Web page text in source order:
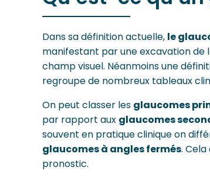
Dans sa définition actuelle, le
manifestant par une excavation de
champ visuel. Néanmoins une
regroupe de nombreux tableaux
On peut classer les glaucomes
par rapport aux glaucomes
souvent en pratique clinique on
glaucomes à angles fermés.
pronostic.